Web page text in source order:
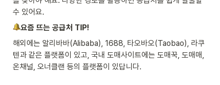
수 있어요.
요즘 뜨는 공급처 TIP!
해외에는 알리바바(Alibaba), 1688, 타오바오(Taobao), 라쿠
텐과 같은 플랫폼이 있고, 국내 도매사이트에는 도매꾹, 도매매,
온채널, 오너클랜 등의 플랫폼이 있답니다.